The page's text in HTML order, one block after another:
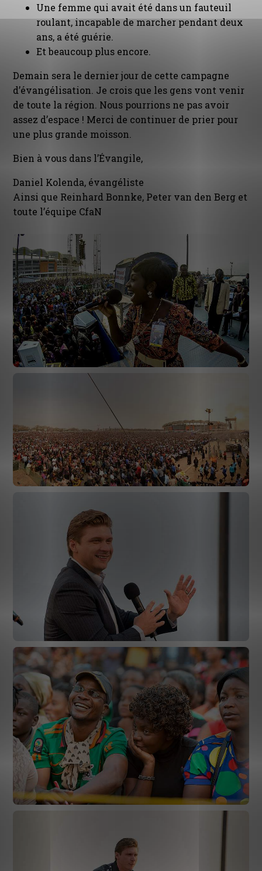
Une femme qui avait été dans un fauteuil
roulant, incapable de marcher pendant deux
ans, a été guérie.
Et beaucoup plus encore.
Demain sera le dernier jour de cette campagne
d’évangélisation. Je crois que les gens vont venir
de toute la région. Nous pourrions ne pas avoir
assez d’espace ! Merci de continuer de prier pour
une plus grande moisson.
Bien à vous dans l’Évangile,
Daniel Kolenda, évangéliste
Ainsi que Reinhard Bonnke, Peter van den Berg et
toute l’équipe CfaN